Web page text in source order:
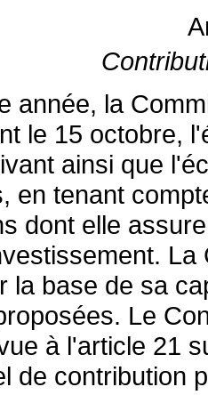
la
le 15 octobre,
ainsi que
en tenant
dont elle
la base de sa
Le
à l'article 21
de contribution